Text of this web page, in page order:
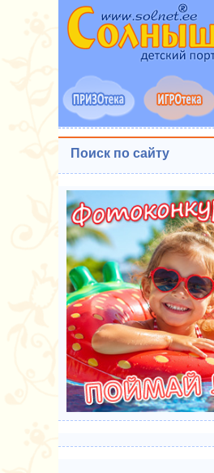
Поиск по сайту